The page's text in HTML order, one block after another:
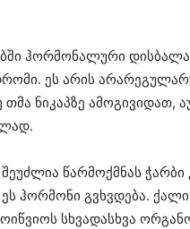
ჰორმონალური
ეს არის
თმა ნიკაპზე
წარმოქმნას
ჰორმონი გვხვდება.
სხვადასხვა